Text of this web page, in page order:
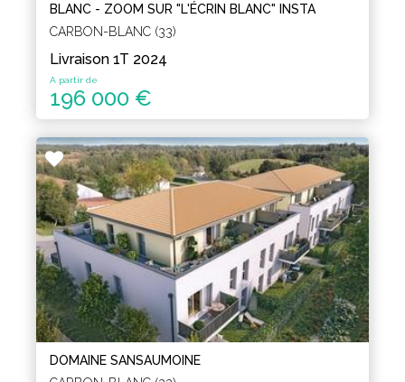
BLANC - ZOOM SUR "L'ÉCRIN BLANC" INSTA
CARBON-BLANC (33)
Livraison 1T 2024
A partir de
196 000 €
DOMAINE SANSAUMOINE